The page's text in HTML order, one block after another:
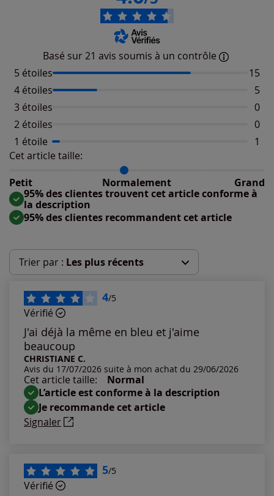
Basé sur 21 avis soumis à un contrôle
5 étoiles
15
4 étoiles
5
3 étoiles
0
2 étoiles
0
1 étoile
1
Cet article taille:
Petit
Normalement Grand
Répartition du taillant selon les avis clients
Taille normalement : 90%
Taille petit : 10%
Taille grand : 0%
95% des clientes trouvent cet article conforme à
la description
95% des clientes recommandent cet article
Trier par : Les plus récents
Les plus récents
Les plus anciens
Notes les plus élevées
Notes les plus basses
4/5
Vérifié
J'ai déjà la même en bleu et j'aime
beaucoup
CHRISTIANE C.
Avis du 17/07/2026 suite à mon achat du 29/06/2026
Cet article taille:
Normal
L’article est conforme à la description
Je recommande cet article
Signaler
5/5
Vérifié